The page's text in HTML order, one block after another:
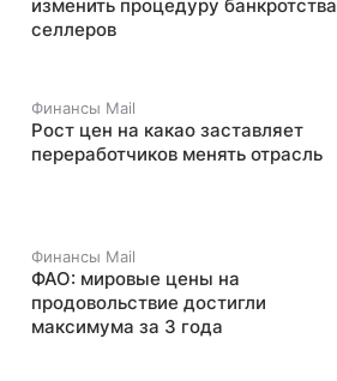
изменить процедуру банкротства
селлеров
Финансы Mail
Рост цен на какао заставляет
переработчиков менять отрасль
Финансы Mail
ФАО: мировые цены на
продовольствие достигли
максимума за 3 года